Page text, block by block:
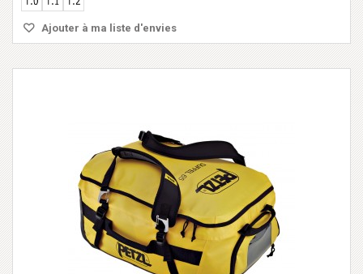
Ajouter à ma liste d'envies